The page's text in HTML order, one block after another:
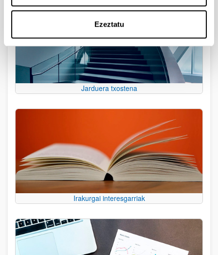
Ezeztatu
Jarduera txostena
Irakurgai interesgarriak